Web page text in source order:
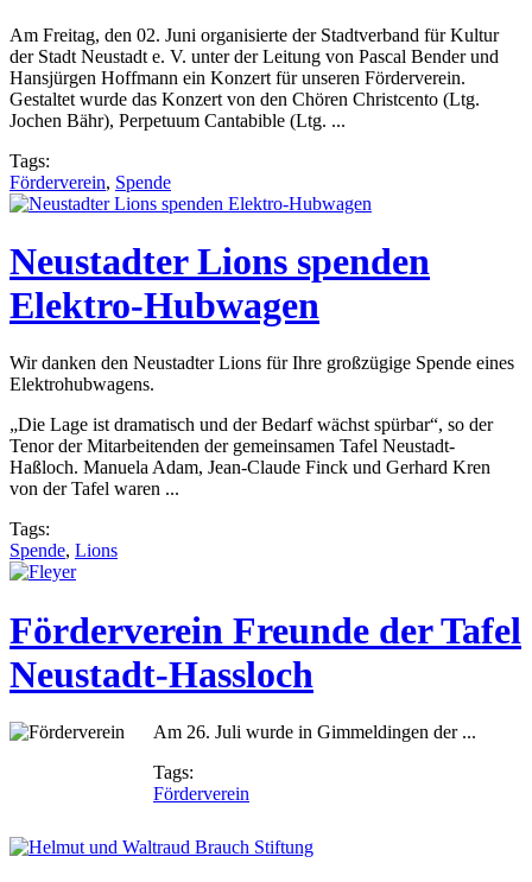
Am Freitag, den 02. Juni organisierte der Stadtverband für Kultur
der Stadt Neustadt e. V. unter der Leitung von Pascal Bender und
Hansjürgen Hoffmann ein Konzert für unseren Förderverein.
Gestaltet wurde das Konzert von den Chören Christcento (Ltg.
Jochen Bähr), Perpetuum Cantabible (Ltg. ...
Tags:
Förderverein, Spende
Neustadter Lions spenden
Elektro-Hubwagen
Wir danken den Neustadter Lions für Ihre großzügige Spende eines
Elektrohubwagens.
„Die Lage ist dramatisch und der Bedarf wächst spürbar“, so der
Tenor der Mitarbeitenden der gemeinsamen Tafel Neustadt-
Haßloch. Manuela Adam, Jean-Claude Finck und Gerhard Kren
von der Tafel waren ...
Tags:
Spende, Lions
Förderverein Freunde der Tafel
Neustadt-Hassloch
Am 26. Juli wurde in Gimmeldingen der ...
Tags:
Förderverein